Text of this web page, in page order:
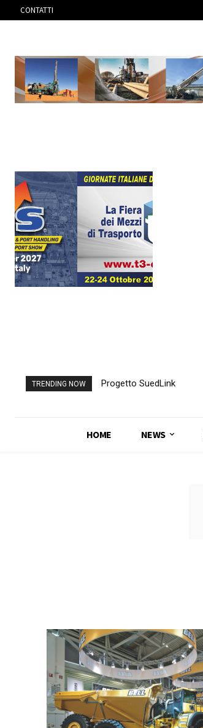
CONTATTI
TRENDING NOW
Progetto SuedLink
con TBM del
HOME NEWS